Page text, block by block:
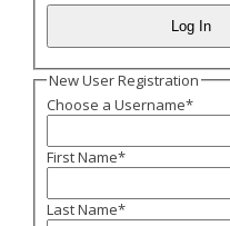
New User Registration
Choose a Username*
First Name*
Last Name*